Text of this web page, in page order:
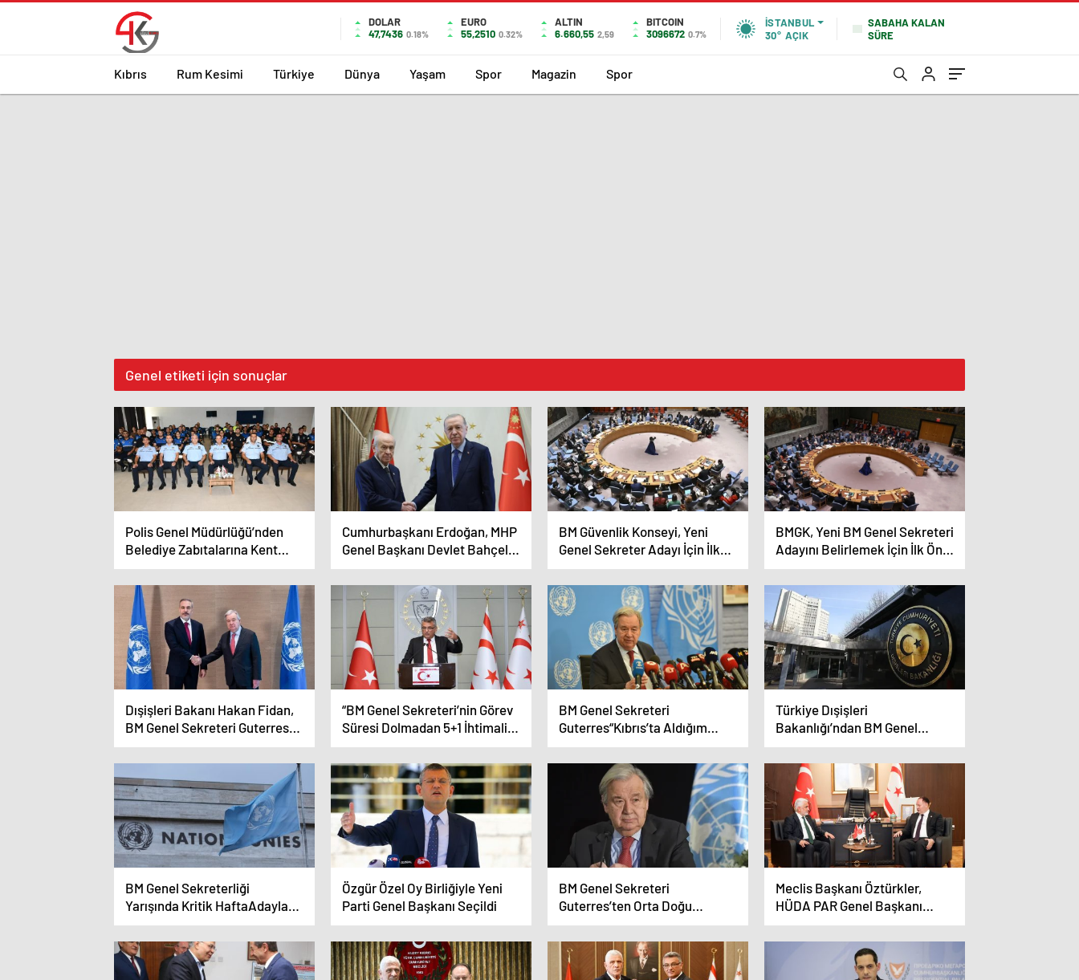
DOLAR
47,7436 0.18%
EURO
55,2510 0.32%
ALTIN
6.660,55 2,59
BITCOIN
3096672 0.7%
İSTANBUL
30° AÇIK
SABAHA KALAN
SÜRE
Kıbrıs Rum Kesimi Türkiye Dünya Yaşam Spor Magazin Spor
Genel etiketi için sonuçlar
Polis Genel Müdürlüğü’nden
Belediye Zabıtalarına Kent
Güvenliği Eğitimi
Cumhurbaşkanı Erdoğan, MHP
Genel Başkanı Devlet Bahçeli
ile bir araya geldi
BM Güvenlik Konseyi, Yeni
Genel Sekreter Adayı İçin İlk
Ön Oylamayı Gerçekleştirdi
BMGK, Yeni BM Genel Sekreteri
Adayını Belirlemek İçin İlk Ön
Oylamasını Yapıyor
Dışişleri Bakanı Hakan Fidan,
BM Genel Sekreteri Guterres
ile Görüştü
“BM Genel Sekreteri’nin Görev
Süresi Dolmadan 5+1 İhtimali
Düşük Değil”
BM Genel Sekreteri
Guterres“Kıbrıs’ta Aldığım
Mesaj Netti”
Türkiye Dışişleri
Bakanlığı’ndan BM Genel
Sekreteri Guterres’in Kıbrıs
Çabalarına Takdir
BM Genel Sekreterliği
Yarışında Kritik HaftaAdaylar
BMGK’de Görüşülecek
Özgür Özel Oy Birliğiyle Yeni
Parti Genel Başkanı Seçildi
BM Genel Sekreteri
Guterres’ten Orta Doğu
Uyarısı“Çatışmalar Kontrolden
Çıkıyor”
Meclis Başkanı Öztürkler,
HÜDA PAR Genel Başkanı
Yapıcıoğlu’nu kabul etti